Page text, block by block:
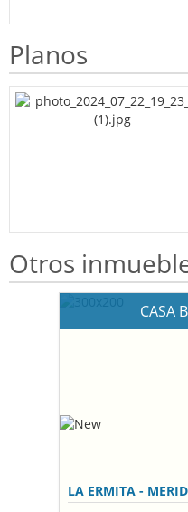
Planos
Otros
CASA
LA ERMITA -